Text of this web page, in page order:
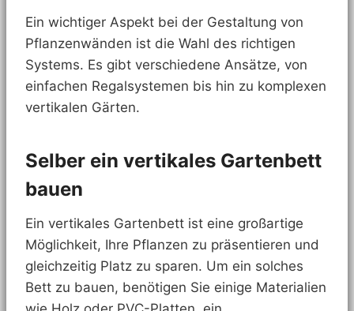
Ein wichtiger Aspekt bei der Gestaltung von
Pflanzenwänden ist die Wahl des richtigen
Systems. Es gibt verschiedene Ansätze, von
einfachen Regalsystemen bis hin zu komplexen
vertikalen Gärten.
Selber ein vertikales Gartenbett
bauen
Ein vertikales Gartenbett ist eine großartige
Möglichkeit, Ihre Pflanzen zu präsentieren und
gleichzeitig Platz zu sparen. Um ein solches
Bett zu bauen, benötigen Sie einige Materialien